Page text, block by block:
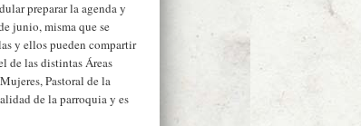
preparar la agenda y
junio, misma que se
y ellos pueden compartir
de las distintas Áreas
Pastoral de la
de la parroquia y es